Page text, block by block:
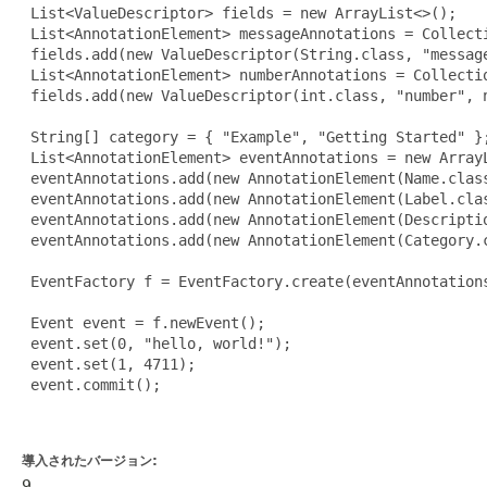
List<ValueDescriptor> fields = new ArrayList<>();
List<AnnotationElement> messageAnnotations =
fields.add(new ValueDescriptor(String.class,
List<AnnotationElement> numberAnnotations =
fields.add(new ValueDescriptor(int.class, "number",
String[] category = { "Example", "Getting Started"
List<AnnotationElement> eventAnnotations = new
eventAnnotations.add(new
eventAnnotations.add(new
eventAnnotations.add(new
eventAnnotations.add(new
EventFactory f =
Event event = f.newEvent();
event.set(0, "hello, world!");
event.set(1, 4711);
event.commit();
導入されたバージョン: